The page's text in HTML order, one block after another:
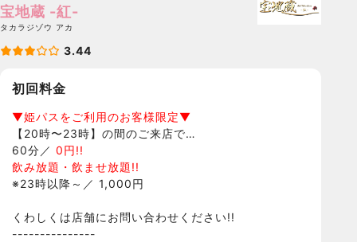
宝地蔵 -紅-
タカラジゾウ アカ
3.44
初回料金
▼姫パスをご利用のお客様限定▼
【20時〜23時】の間のご来店で…
60分／ 0円!!
飲み放題・飲ませ放題!!
※23時以降～／ 1,000円
くわしくは店舗にお問い合わせください!!
---------------